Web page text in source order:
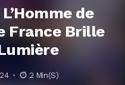
de
France Brille
2 Min(s)